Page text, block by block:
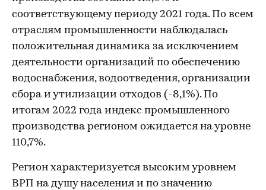
соответствующему периоду 2021 года. По всем
отраслям промышленности наблюдалась
положительная динамика за исключением
деятельности организаций по обеспечению
водоснабжения, водоотведения, организации
сбора и утилизации отходов (-8,1%). По
итогам 2022 года индекс промышленного
производства регионом ожидается на уровне
110,7%.
Регион характеризуется высоким уровнем
ВРП на душу населения и по значению